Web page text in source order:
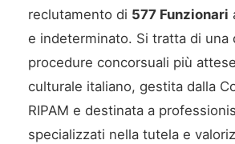
reclutamento di 577 Funzionari
e indeterminato. Si tratta di una
procedure concorsuali più
culturale italiano, gestita dalla
RIPAM e destinata a
specializzati nella tutela e